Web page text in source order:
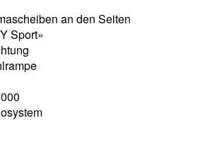
an den Seiten
Sport»